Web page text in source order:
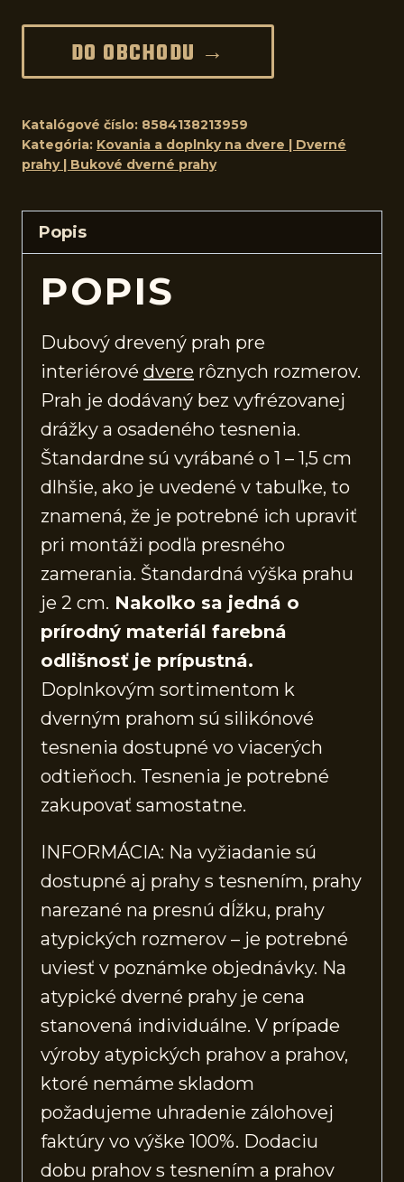
DO OBCHODU →
Katalógové číslo: 8584138213959
Kategória: Kovania a doplnky na dvere | Dverné
prahy | Bukové dverné prahy
Popis
POPIS
Dubový drevený prah pre
interiérové dvere rôznych rozmerov.
Prah je dodávaný bez vyfrézovanej
drážky a osadeného tesnenia.
Štandardne sú vyrábané o 1 – 1,5 cm
dlhšie, ako je uvedené v tabuľke, to
znamená, že je potrebné ich upraviť
pri montáži podľa presného
zamerania. Štandardná výška prahu
je 2 cm. Nakoľko sa jedná o
prírodný materiál farebná
odlišnosť je prípustná.
Doplnkovým sortimentom k
dverným prahom sú silikónové
tesnenia dostupné vo viacerých
odtieňoch. Tesnenia je potrebné
zakupovať samostatne.
INFORMÁCIA: Na vyžiadanie sú
dostupné aj prahy s tesnením, prahy
narezané na presnú dĺžku, prahy
atypických rozmerov – je potrebné
uviesť v poznámke objednávky. Na
atypické dverné prahy je cena
stanovená individuálne. V prípade
výroby atypických prahov a prahov,
ktoré nemáme skladom
požadujeme uhradenie zálohovej
faktúry vo výške 100%. Dodaciu
dobu prahov s tesnením a prahov